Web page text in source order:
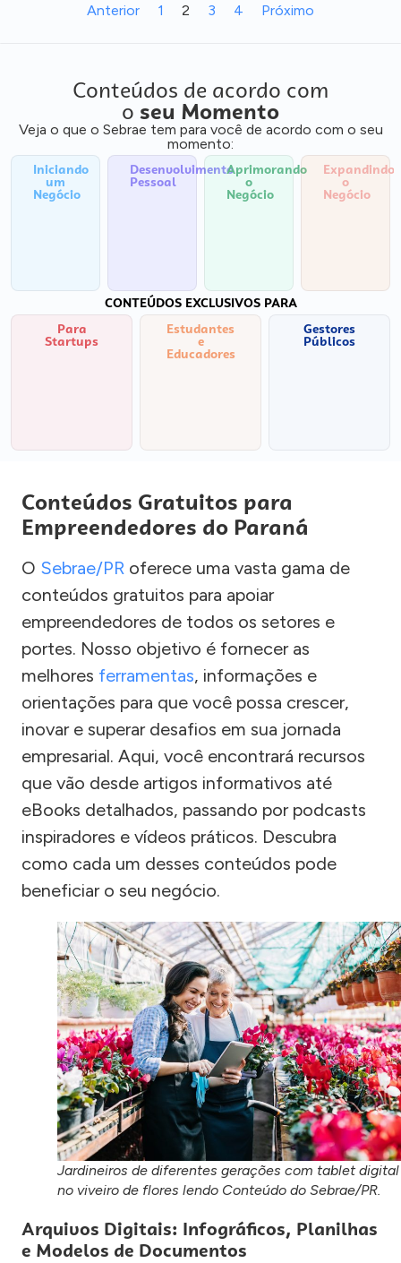
Anterior 1 2 3 4 Próximo
Conteúdos de acordo com
o seu Momento
Veja o que o Sebrae tem para você de acordo com o seu
momento:
Iniciando
um
Negócio
Desenvolvimento
Pessoal
Aprimorando
o
Negócio
Expandindo
o
Negócio
CONTEÚDOS EXCLUSIVOS PARA
Para
Startups
Estudantes
e
Educadores
Gestores
Públicos
Conteúdos Gratuitos para
Empreendedores do Paraná
O Sebrae/PR oferece uma vasta gama de
conteúdos gratuitos para apoiar
empreendedores de todos os setores e
portes. Nosso objetivo é fornecer as
melhores ferramentas, informações e
orientações para que você possa crescer,
inovar e superar desafios em sua jornada
empresarial. Aqui, você encontrará recursos
que vão desde artigos informativos até
eBooks detalhados, passando por podcasts
inspiradores e vídeos práticos. Descubra
como cada um desses conteúdos pode
beneficiar o seu negócio.
Jardineiros de diferentes gerações com tablet digital
no viveiro de flores lendo Conteúdo do Sebrae/PR.
Arquivos Digitais: Infográficos, Planilhas
e Modelos de Documentos